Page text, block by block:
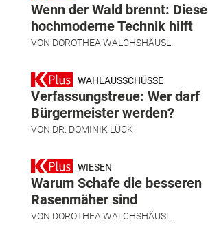
Wenn der Wald brennt: Diese
hochmoderne Technik hilft
VON DOROTHEA WALCHSHÄUSL
WAHLAUSSCHÜSSE
Verfassungstreue: Wer darf
Bürgermeister werden?
VON DR. DOMINIK LÜCK
WIESEN
Warum Schafe die besseren
Rasenmäher sind
VON DOROTHEA WALCHSHÄUSL